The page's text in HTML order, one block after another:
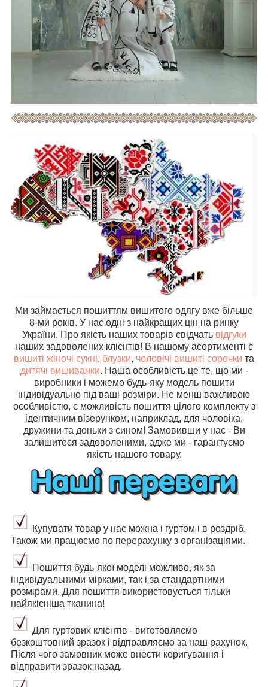
Ми займається пошиттям вишитого одягу вже більше
8-ми років. У нас одні з найкращих цін на ринку
України. Про якість наших товарів свідчать відгуки
наших задоволених клієнтів! В нашому асортименті є
вишиті жіночі сукні, блузки, чоловічі вишиті сорочки та
дитячі вишиванки. Наша особливість це те, що ми -
виробники і можемо будь-яку модель пошити
індивідуально під ваші розміри. Не менш важливою
особливістю, є можливість пошиття цілого комплекту з
ідентичним візерунком, наприклад, для чоловіка,
дружини та доньки з сином! Замовивши у нас - Ви
залишитеся задоволеними, адже ми - гарантуємо
якість нашого товару.
Купувати товар у нас можна і гуртом і в роздріб.
Також ми працюємо по перерахунку з організаціями.
Пошиття будь-якої моделі можливо, як за
індивідуальними мірками, так і за стандартними
розмірами. Для пошиття використовується тільки
найякісніша тканина!
Для гуртових клієнтів - виготовляємо
безкоштовний зразок і відправляємо за наш рахунок.
Після чого замовник може внести коригування і
відправити зразок назад.